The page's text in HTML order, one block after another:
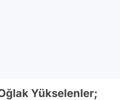
Yükselenler;